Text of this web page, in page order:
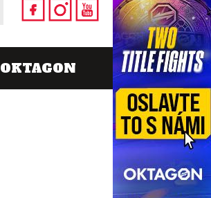
OKTAGON